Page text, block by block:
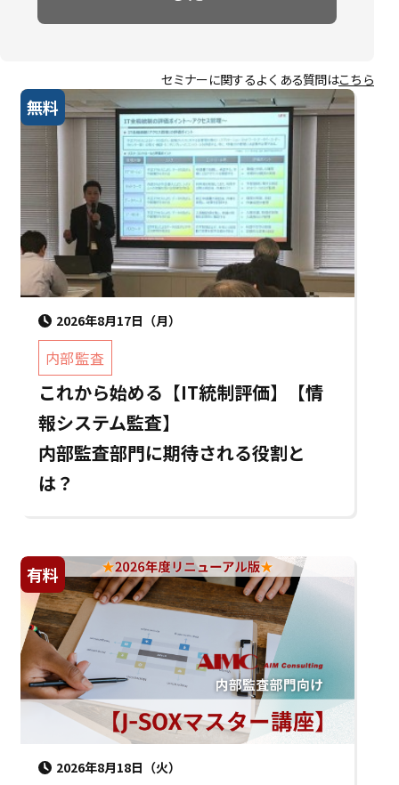
セミナーに関するよくある質問はこちら
無料
2026年8月17日（月）
内部監査
これから始める【IT統制評価】【情
報システム監査】
内部監査部門に期待される役割と
は？
有料
2026年8月18日（火）